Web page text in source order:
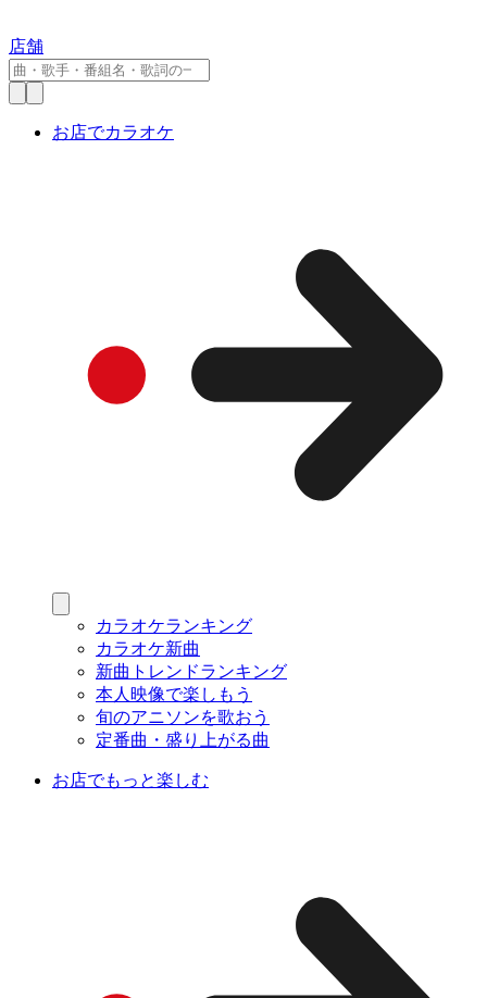
店舗
お店でカラオケ
カラオケランキング
カラオケ新曲
新曲トレンドランキング
本人映像で楽しもう
旬のアニソンを歌おう
定番曲・盛り上がる曲
お店でもっと楽しむ